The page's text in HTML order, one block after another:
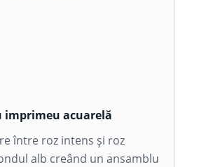
imprimeu acuarelă
între roz intens și roz
alb creând un ansamblu